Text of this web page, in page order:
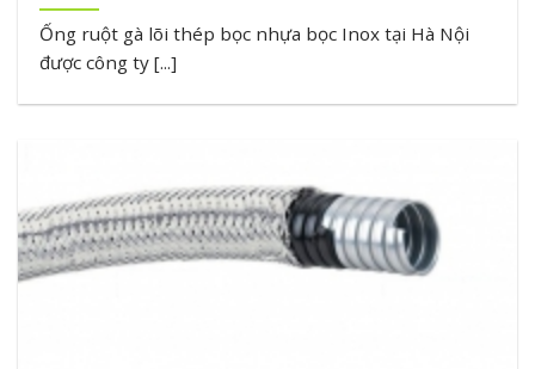
Ống ruột gà lõi thép bọc nhựa bọc Inox tại Hà Nội
được công ty [...]